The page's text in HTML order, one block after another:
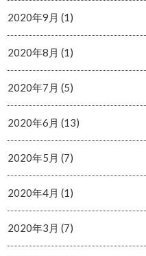
2020年9月 (1)
2020年8月 (1)
2020年7月 (5)
2020年6月 (13)
2020年5月 (7)
2020年4月 (1)
2020年3月 (7)